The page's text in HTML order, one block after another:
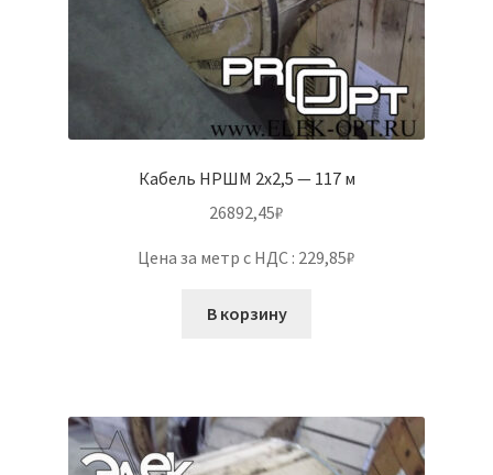
Кабель НРШМ 2х2,5 — 117 м
26892,45₽
Цена за метр с НДС : 229,85₽
В корзину